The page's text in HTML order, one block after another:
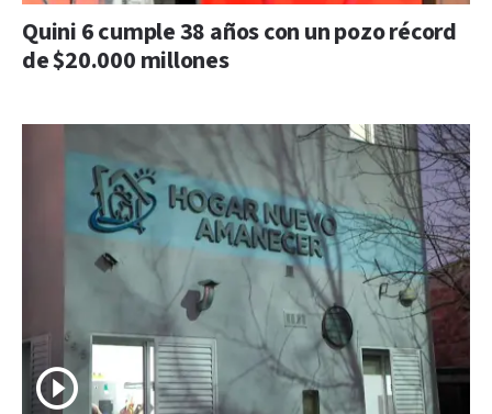
Quini 6 cumple 38 años con un pozo récord
de $20.000 millones